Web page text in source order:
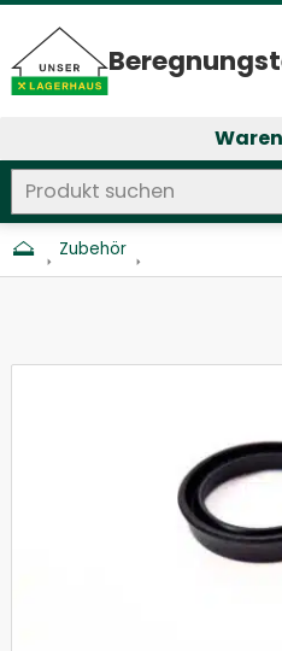
Seitenweite
Produkt suchen
Zubehör